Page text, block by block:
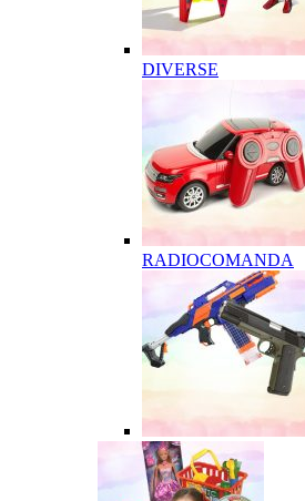
DIVERSE
RADIOCOMANDA